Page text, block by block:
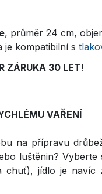
, průměr 24 cm,
je kompatibilní s
ZÁRUKA 30 LET!
VAŘENÍ
na přípravu
luštěnin?
jídlo je navíc